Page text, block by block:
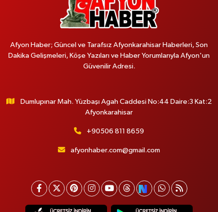
Afyon Haber; Güncel ve Tarafsız Afyonkarahisar Haberleri, Son
Dakika Gelişmeleri, Köşe Yazıları ve Haber Yorumlarıyla Afyon'un
Güvenilir Adresi.
Dumlupınar Mah. Yüzbaşı Agah Caddesi No:44 Daire:3 Kat:2
Afyonkarahisar
+90506 811 8659
afyonhaber.com@gmail.com